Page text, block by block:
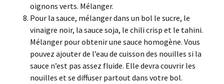
oignons verts. Mélanger.
Pour la sauce, mélanger dans un bol le sucre, le
vinaigre noir, la sauce soja, le chili crisp et le tahini.
Mélanger pour obtenir une sauce homogène. Vous
pouvez ajouter de l’eau de cuisson des nouilles si la
sauce n’est pas assez fluide. Elle devra couvrir les
nouilles et se diffuser partout dans votre bol.